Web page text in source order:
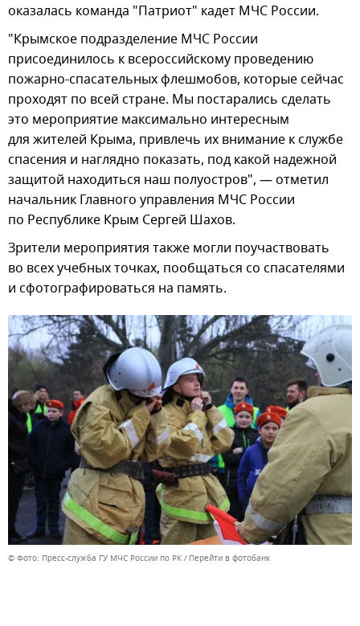
оказалась команда "Патриот" кадет МЧС России.
"Крымское подразделение МЧС России
присоединилось к всероссийскому проведению
пожарно-спасательных флешмобов, которые сейчас
проходят по всей стране. Мы постарались сделать
это мероприятие максимально интересным
для жителей Крыма, привлечь их внимание к службе
спасения и наглядно показать, под какой надежной
защитой находиться наш полуостров", — отметил
начальник Главного управления МЧС России
по Республике Крым Сергей Шахов.
Зрители мероприятия также могли поучаствовать
во всех учебных точках, пообщаться со спасателями
и сфотографироваться на память.
© Фото: Пресс-служба ГУ МЧС России по РК Перейти в фотобанк